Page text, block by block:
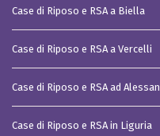
Case di Riposo e RSA a Biella
Case di Riposo e RSA a Vercelli
Case di Riposo e RSA ad
Case di Riposo e RSA in Liguria